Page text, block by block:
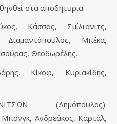
στα αποδητυρια.
Κάσσος, Σμίλιανιτς,
Μπέκα,
Θεοδωρέλης.
Κίκοφ, Κυριακίδης,
(Δημόπουλος):
Ανδρεάκος, Καρτάλ,